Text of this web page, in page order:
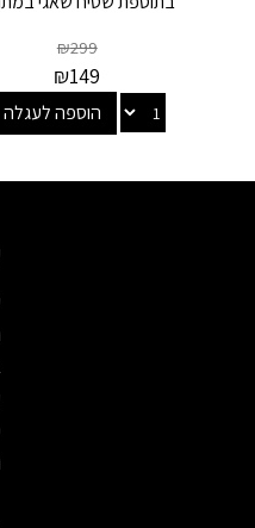
₪299
₪149
הוספה לעגלה